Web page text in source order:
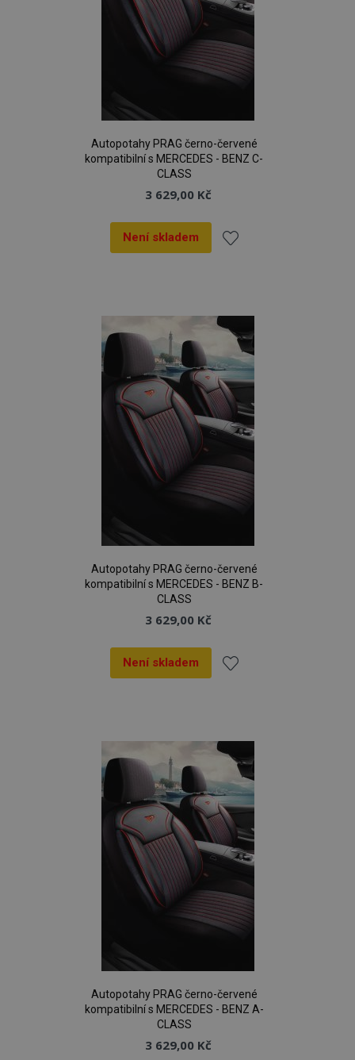
Autopotahy PRAG černo-červené
kompatibilní s MERCEDES - BENZ C-
CLASS
3 629,00 Kč
Není skladem
oblíbeným
Autopotahy PRAG černo-červené
kompatibilní s MERCEDES - BENZ B-
CLASS
3 629,00 Kč
Není skladem
oblíbeným
Autopotahy PRAG černo-červené
kompatibilní s MERCEDES - BENZ A-
CLASS
3 629,00 Kč